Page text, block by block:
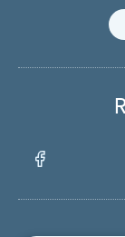
Facebook